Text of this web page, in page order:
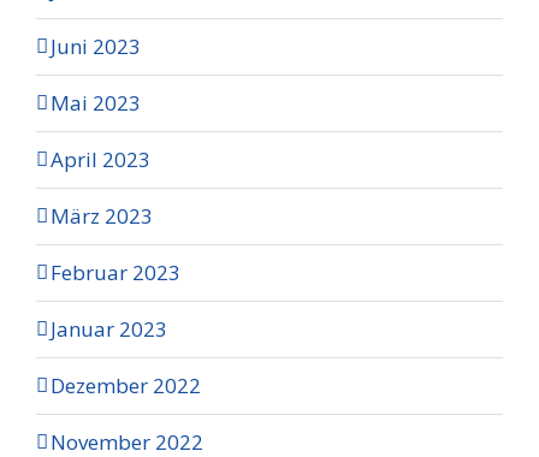
Juni 2023
Mai 2023
April 2023
März 2023
Februar 2023
Januar 2023
Dezember 2022
November 2022